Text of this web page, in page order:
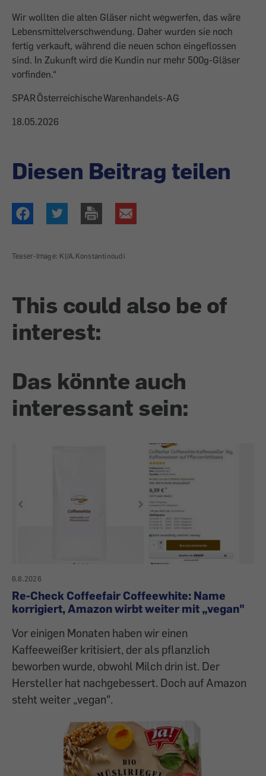
Wir wollten die alten Gläser nicht wegwerfen, das wäre
Lebensmittelverschwendung. Daher wurden sie noch
fertig verkauft, während die neuen schon eingeflossen
sind. In Zukunft wird die Kundin nur mehr 500g-Gläser
vorfinden.“
SPAR Österreichische Warenhandels-AG
18.05.2026
Diesen Beitrag teilen
Teaser-Image: KI/A.Konstantinoudi
This could also be of
interest:
Das könnte auch
interessant sein:
6.8.2026
Re-Check Coffeefair Coffeewhite: Name
korrigiert, Amazon wirbt weiter mit „vegan"
Vor einigen Monaten haben wir einen
Kaffeeweißer kritisiert, der als pflanzlich
beworben wurde, obwohl Milch drin ist. Der
Hersteller hat nachgebessert. Doch auf Amazon
steht weiter „vegan".